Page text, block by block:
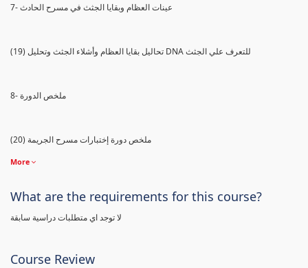
7- عينات العظام وبقايا الجثث في مسرح الحادث
(19) تحاليل بقايا العظام وأشلاء الجثث وتحليل DNA للتعرف علي الجثث
8- ملخص الدورة
(20) ملخص دورة إختبارات مسرح الجريمة
More
What are the requirements for this course?
لا توجد اي متطلبات دراسية سابقة
Course Review